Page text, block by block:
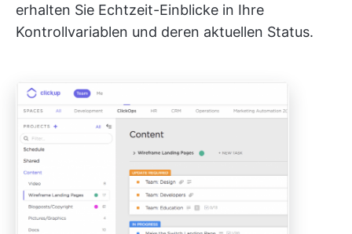
erhalten Sie Echtzeit-Einblicke in Ihre
Kontrollvariablen und deren aktuellen Status.